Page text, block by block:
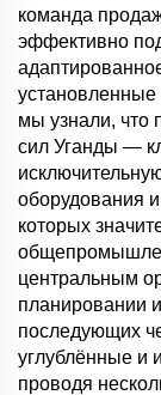
команда
эффективно
установленные
мы узнали, что
сил Уганды —
оборудования
которых
центральным
планировании
последующих
углублённые и
проводя